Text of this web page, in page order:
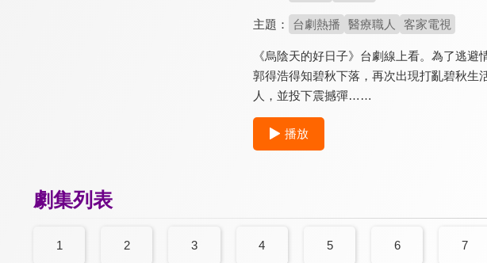
主題： 台劇熱播 醫療職人 客家電視
《烏陰天的好日子》台劇線上看。為了逃
郭得浩得知碧秋下落，再次出現打亂碧秋生
人，並投下震撼彈……
播放
劇集列表
1 2 3 4 5 6 7